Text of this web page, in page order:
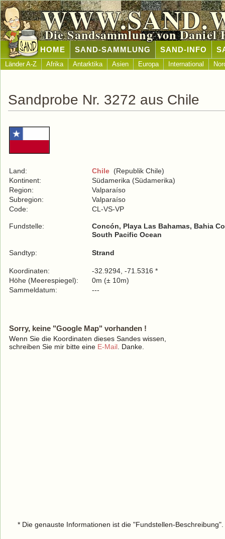
Die Sandsammlung von Daniel
HOME SAND-SAMMLUNG SAND-INFO
Länder A-Z Afrika Antarktika Asien Europa International
Sandprobe Nr. 3272 aus Chile
Land: Chile (Republik Chile)
Kontinent:
Südamerika (Südamerika)
Region:
Valparaíso
Subregion:
Valparaíso
Code:
CL-VS-VP
Fundstelle:
Concón, Playa Las Bahamas, Bahia
South Pacific Ocean
Sandtyp: Strand
Koordinaten:
-32.9294, -71.5316 *
Höhe (Meerespiegel):
0m (± 10m)
Sammeldatum:
---
Sorry, keine "Google Map" vorhanden !
Wenn Sie die Koordinaten dieses Sandes wissen,
schreiben Sie mir bitte eine E-Mail . Danke.
* Die genauste Informationen ist die "Fundstellen-